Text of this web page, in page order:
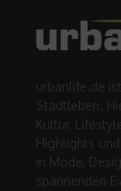
urbanlife.de
Stadtleben.
Kultur,
Highlights
in Mode,
spannenden